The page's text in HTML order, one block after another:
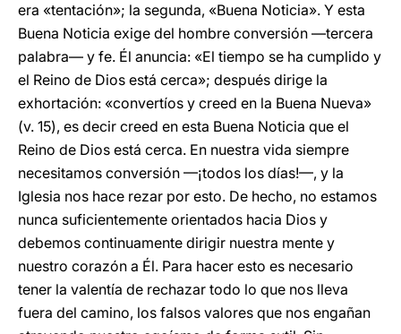
era «tentación»; la segunda, «Buena Noticia». Y esta
Buena Noticia exige del hombre conversión —tercera
palabra— y fe. Él anuncia: «El tiempo se ha cumplido y
el Reino de Dios está cerca»; después dirige la
exhortación: «convertíos y creed en la Buena Nueva»
(v. 15), es decir creed en esta Buena Noticia que el
Reino de Dios está cerca. En nuestra vida siempre
necesitamos conversión —¡todos los días!—, y la
Iglesia nos hace rezar por esto. De hecho, no estamos
nunca suficientemente orientados hacia Dios y
debemos continuamente dirigir nuestra mente y
nuestro corazón a Él. Para hacer esto es necesario
tener la valentía de rechazar todo lo que nos lleva
fuera del camino, los falsos valores que nos engañan